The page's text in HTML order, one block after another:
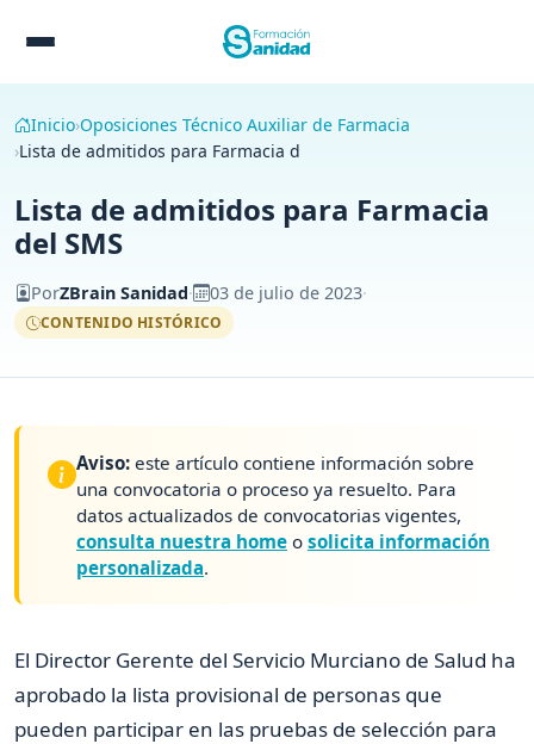
Inicio Oposiciones Técnico Auxiliar de Farmacia
Lista de admitidos para Farmacia del SMS
Lista de admitidos para Farmacia
del SMS
PorZBrain Sanidad· 03 de julio de 2023·
CONTENIDO HISTÓRICO
Aviso: este artículo contiene información sobre
una convocatoria o proceso ya resuelto. Para
datos actualizados de convocatorias vigentes,
consulta nuestra home o solicita información
personalizada.
El Director Gerente del Servicio Murciano de Salud ha
aprobado la lista provisional de personas que
pueden participar en las pruebas de selección para